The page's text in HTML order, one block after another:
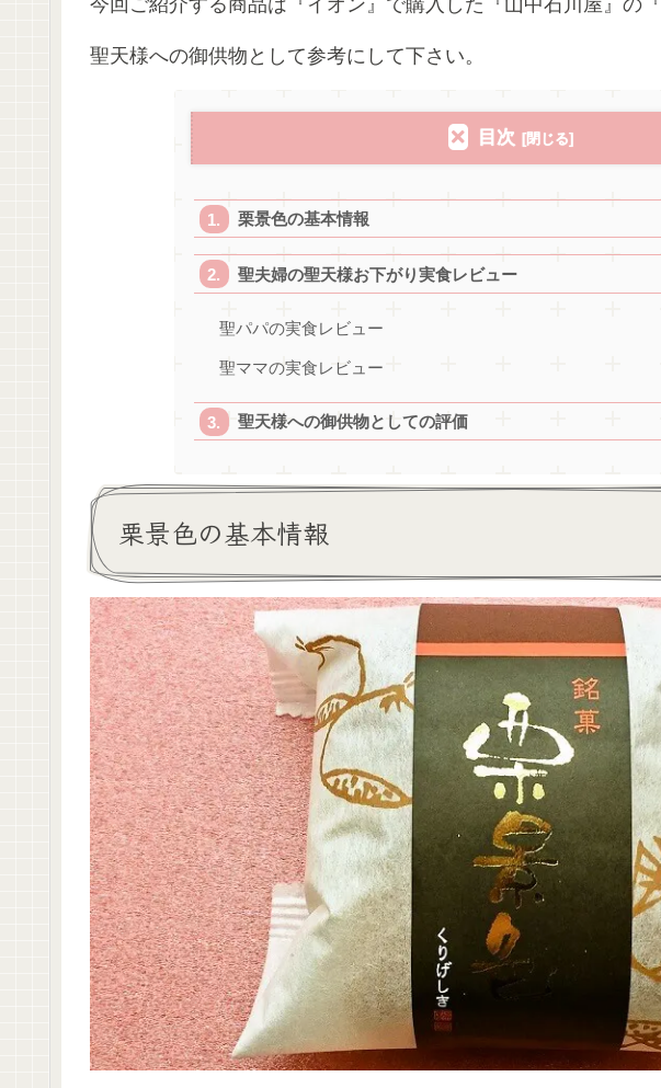
今回ご紹介する商品は『イオン』で購入した『山中石川屋』の『
聖天様への御供物として参考にして下さい。
目次
栗景色の基本情報
聖夫婦の聖天様お下がり実食レビュー
聖パパの実食レビュー
聖ママの実食レビュー
聖天様への御供物としての評価
栗景色の基本情報